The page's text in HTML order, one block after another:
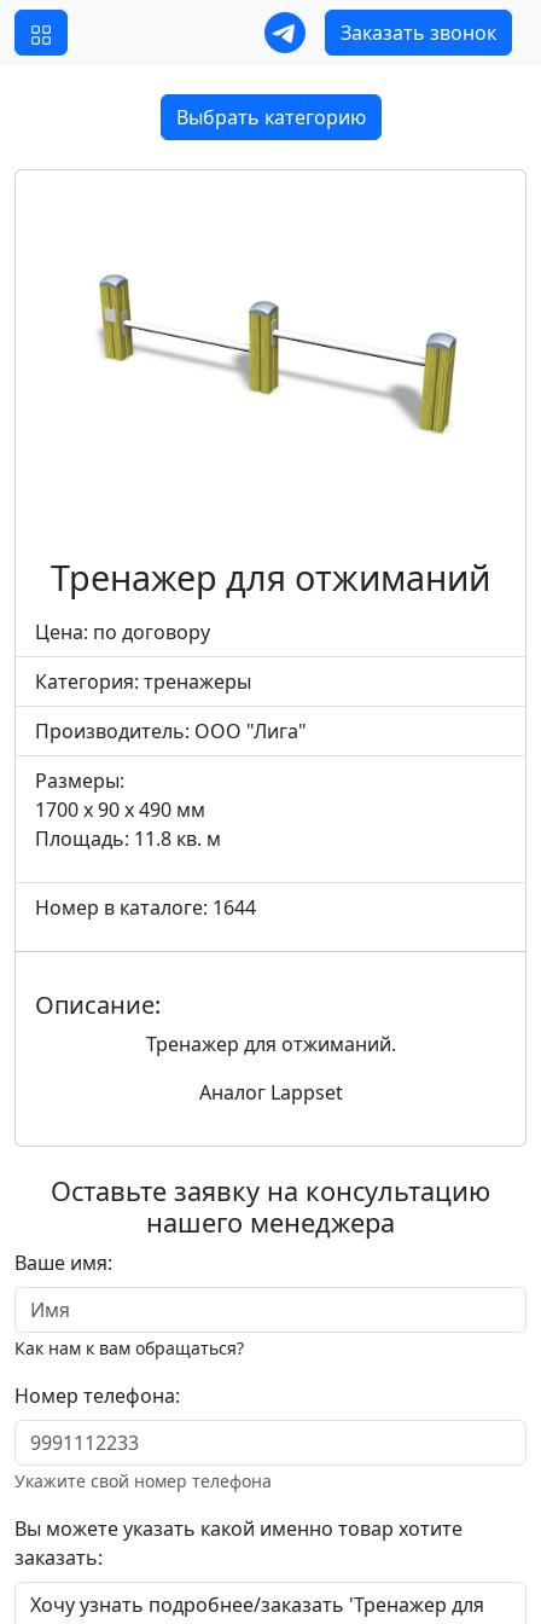
Заказать звонок
Выбрать категорию
Тренажер для отжиманий
Цена: по договору
Категория: тренажеры
Производитель: ООО "Лига"
Размеры:
1700 x 90 x 490 мм
Площадь: 11.8 кв. м
Номер в каталоге: 1644
Описание:
Тренажер для отжиманий.
Аналог Lappset
Оставьте заявку на консультацию
нашего менеджера
Ваше имя:
Как нам к вам обращаться?
Номер телефона:
Укажите свой номер телефона
Вы можете указать какой именно товар хотите
заказать: